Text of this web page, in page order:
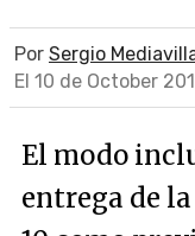
Por Sergio
El 10 de October
El modo
entrega de